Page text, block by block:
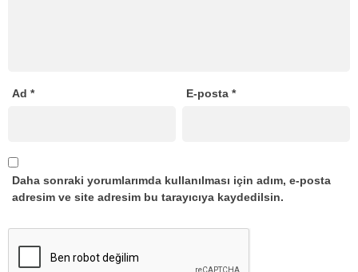
Ad * E-posta*
Daha sonraki yorumlarımda kullanılması için adım, e-posta
adresim ve site adresim bu tarayıcıya kaydedilsin.